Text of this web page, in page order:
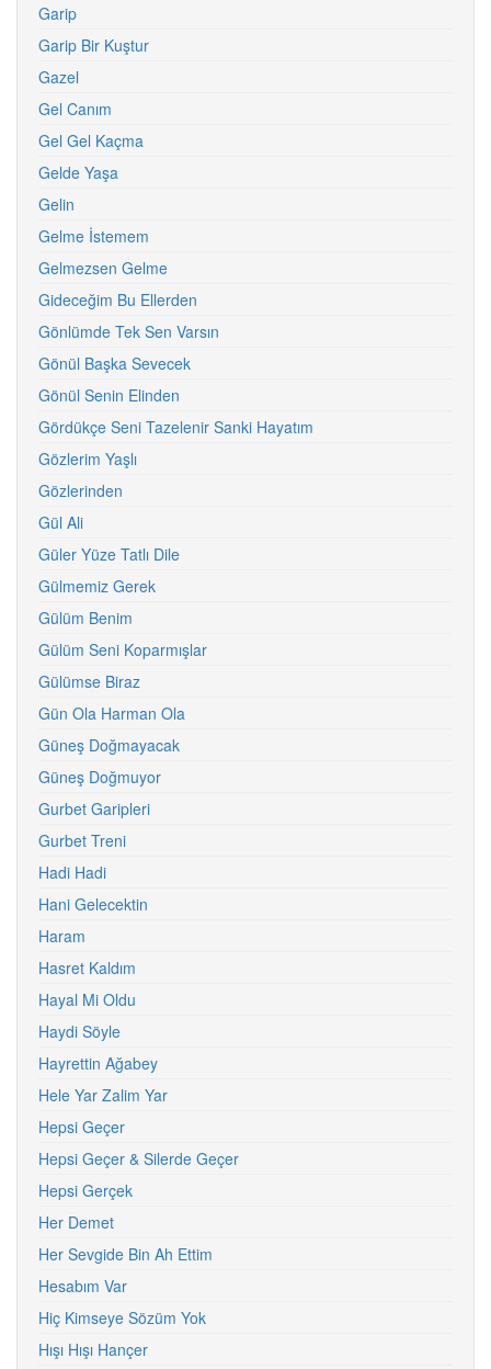
Garip
Garip Bir Kuştur
Gazel
Gel Canım
Gel Gel Kaçma
Gelde Yaşa
Gelin
Gelme İstemem
Gelmezsen Gelme
Gideceğim Bu Ellerden
Gönlümde Tek Sen Varsın
Gönül Başka Sevecek
Gönül Senin Elinden
Gördükçe Seni Tazelenir Sanki Hayatım
Gözlerim Yaşlı
Gözlerinden
Gül Ali
Güler Yüze Tatlı Dile
Gülmemiz Gerek
Gülüm Benim
Gülüm Seni Koparmışlar
Gülümse Biraz
Gün Ola Harman Ola
Güneş Doğmayacak
Güneş Doğmuyor
Gurbet Garipleri
Gurbet Treni
Hadi Hadi
Hani Gelecektin
Haram
Hasret Kaldım
Hayal Mi Oldu
Haydi Söyle
Hayrettin Ağabey
Hele Yar Zalim Yar
Hepsi Geçer
Hepsi Geçer & Silerde Geçer
Hepsi Gerçek
Her Demet
Her Sevgide Bin Ah Ettim
Hesabım Var
Hiç Kimseye Sözüm Yok
Hışı Hışı Hançer